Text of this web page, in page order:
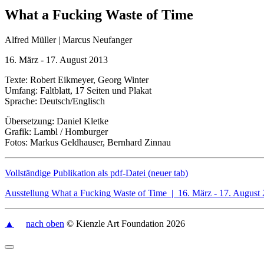
What a Fucking Waste of Time
Alfred Müller | Marcus Neufanger
16. März - 17. August 2013
Texte: Robert Eikmeyer, Georg Winter
Umfang: Faltblatt, 17 Seiten und Plakat
Sprache: Deutsch/Englisch
Übersetzung: Daniel Kletke
Grafik: Lambl / Homburger
Fotos: Markus Geldhauser, Bernhard Zinnau
Vollständige Publikation als pdf-Datei (neuer tab)
Ausstellung What a Fucking Waste of Time | 16. März - 17. August
▲ nach oben © Kienzle Art Foundation 2026